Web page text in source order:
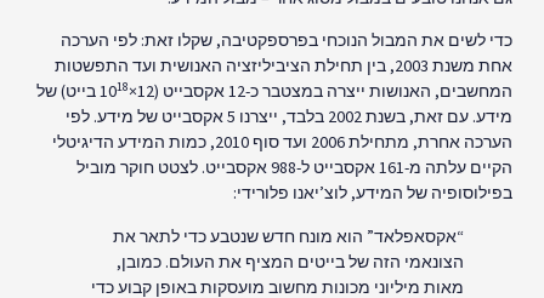
כדי לשים את המבול הנוכחי בפרספקטיבה, שקלו זאת: לפי הערכה
אחת משנת 2003, בין תחילת הציביליזציה האנושית ועד התפשטות
המחשבים, האנושות ייצרה במצטבר כ-12 אקסבייט (12×10
18
בייט) של
מידע. עם זאת, בשנת 2002 בלבד, ייצרנו 5 אקסבייט של מידע. לפי
הערכה אחרת, מתחילת 2006 ועד סוף 2010, כמות המידע הדיגיטלי
הקיים עלתה מ-161 אקסבייט ל-988 אקסבייט. לצטט חוקר מוביל
בפילוסופיה של המידע, לוצ’יאנו פלורידי:
“אקסאפלאד” הוא מונח חדש שנטבע כדי לתאר את
הצונאמי הזה של בייטים המציף את העולם. כמובן,
מאות מיליוני מכונות מחשוב מועסקות באופן קבוע כדי